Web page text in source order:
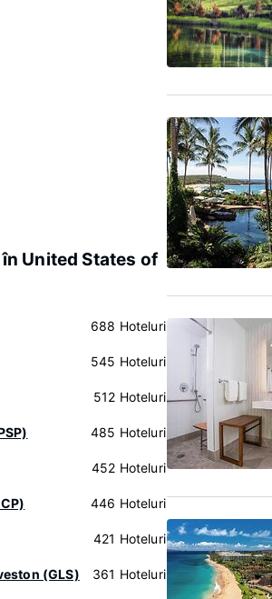
United States of
688 Hoteluri
545 Hoteluri
512 Hoteluri
485 Hoteluri
452 Hoteluri
446 Hoteluri
421 Hoteluri
(GLS) 361 Hoteluri